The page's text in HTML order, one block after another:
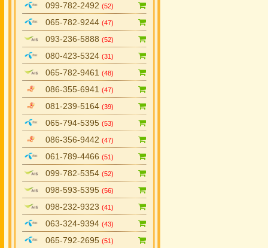
099-782-2492 (52)
065-782-9244 (47)
093-236-5888 (52)
080-423-5324 (31)
065-782-9461 (48)
086-355-6941 (47)
081-239-5164 (39)
065-794-5395 (53)
086-356-9442 (47)
061-789-4466 (51)
099-782-5354 (52)
098-593-5395 (56)
098-232-9323 (41)
063-324-9394 (43)
065-792-2695 (51)